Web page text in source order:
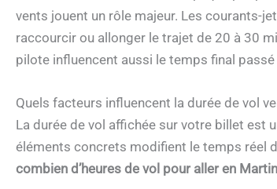
vents jouent un rôle majeur. Les courants-
raccourcir ou allonger le trajet de 20 à 30
pilote influencent aussi le temps final
Quels facteurs influencent la durée de vol
La durée de vol affichée sur votre billet est
éléments concrets modifient le temps réel
combien d’heures de vol pour aller en